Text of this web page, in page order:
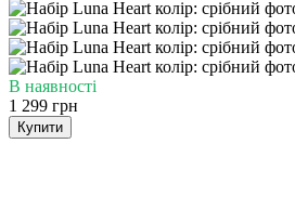
В наявності
1 299 грн
Купити